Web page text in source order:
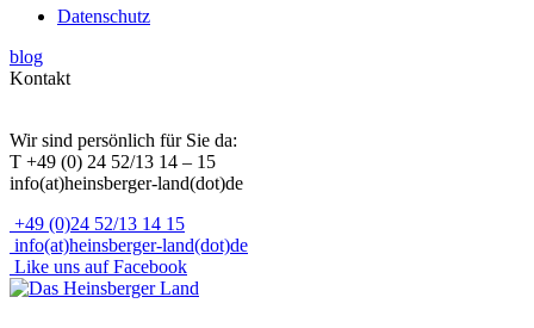
Datenschutz
blog
Kontakt
Wir sind persönlich für Sie da:
T +49 (0) 24 52/13 14 – 15
info(at)heinsberger-land(dot)de
+49 (0)24 52/13 14 15
info(at)heinsberger-land(dot)de
Like uns auf Facebook